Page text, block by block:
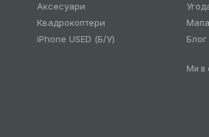
Аксесуари
Квадрокоптери
iPhone USED (Б/У)
Блог
Ми в